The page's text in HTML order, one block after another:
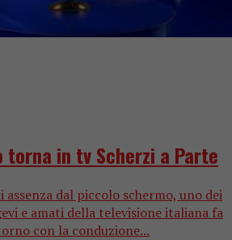
torna in tv Scherzi a Parte
dal piccolo schermo, uno dei
e amati della televisione italiana fa
con la conduzione...